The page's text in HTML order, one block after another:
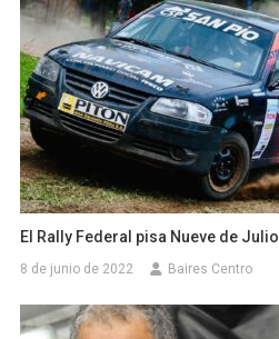
El Rally Federal pisa Nueve de Julio
8 de junio de 2022 Baires Centro